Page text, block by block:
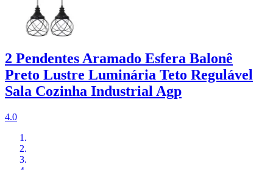
2 Pendentes Aramado Esfera Balonê
Preto Lustre Luminária Teto Regulável
Sala Cozinha Industrial Agp
4.0